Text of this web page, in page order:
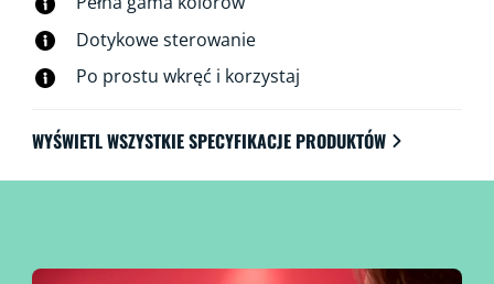
Dotykowe sterowanie
Po prostu wkręć i korzystaj
WYŚWIETL WSZYSTKIE SPECYFIKACJE PRODUKTÓW